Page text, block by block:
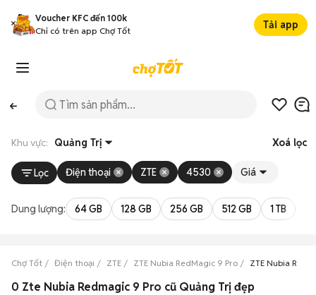
Voucher KFC đến 100k
Chỉ có trên app Chợ Tốt
Tải app
Khu vực: Quảng Trị Xoá lọc
Lọc Điện thoại ZTE 4530 Giá
Dung lượng: 64 GB 128 GB 256 GB 512 GB 1 TB
Chợ Tốt Điện thoại ZTE ZTE Nubia RedMagic 9 Pro ZTE Nubia
0 Zte Nubia Redmagic 9 Pro cũ Quảng Trị đẹp